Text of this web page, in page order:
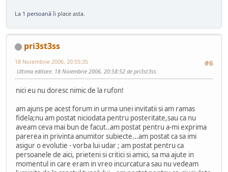
La 1 persoanăîi place asta.
pri3st3ss
#6
18 Noiembrie 2006, 20:55:35
Ultima editare: 18 Noiembrie 2006, 20:58:52 de pri3st3ss
nici eu nu doresc nimic de la rufon!
am ajuns pe acest forum in urma unei invitatii si am ramas
fidela;nu am postat niciodata pentru posteritate,sau ca nu
aveam ceva mai bun de facut..am postat pentru a-mi exprima
parerea in privinta anumitor subiecte...am postat ca sa imi
asigur o evolutie - vorba lui udar ; am postat pentru ca
persoanele de aici, prieteni si critici si amici, sa ma ajute in
momentul in care eram in vreo incurcatura sau nu vedeam